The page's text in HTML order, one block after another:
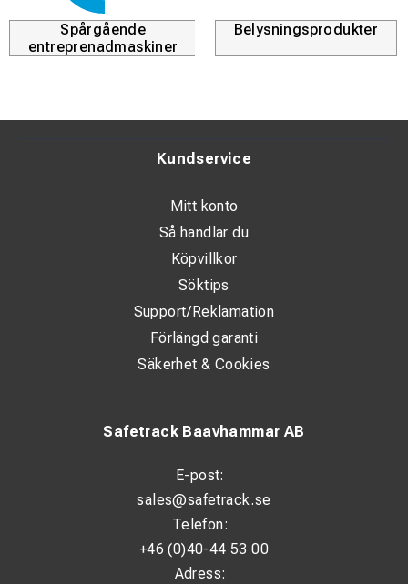
Spårgående
entreprenadmaskiner
Belysningsprodukter
Safetrack Baavhammar AB
E-post:
sales@safetrack.se
Telefon:
+46 (0)40-44 53 00
Adress:
Kundservice
Mitt konto
Så handlar du
Köpvillkor
Söktips
Support/Reklamation
Förlängd garanti
Säkerhet & Cookies